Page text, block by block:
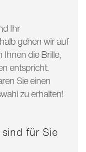
Ihr
gehen wir auf
die Brille,
entspricht.
Sie einen
zu erhalten!
für Sie